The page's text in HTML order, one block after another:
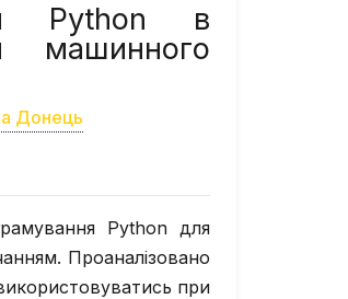
Python в
машинного
Донець
Python для
Проаналізовано
при